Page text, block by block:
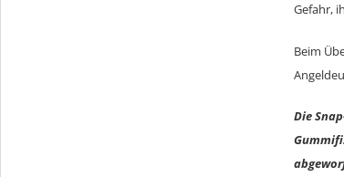
Gefahr,
Beim
Die